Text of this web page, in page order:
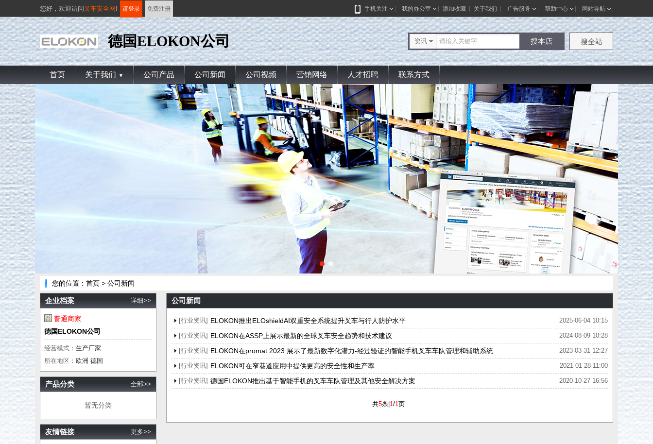
您好， 欢迎访问叉车安全网 ! 请登录 免费注册 手机关注 我的办公室 添加收藏 关于我们 广告服务 帮助中心 网站导航
德国ELOKON公司 资讯 搜本店 搜全站
首页 关于我们 ▼ 公司产品 公司新闻 公司视频 营销网络 人才招聘 联系方式
您的位置： 首页 > 公司新闻
企业档案 详细>>
普通商家
德国ELOKON公司
经营模式： 生产厂家
所在地区： 欧洲 德国
产品分类 全部>>
暂无分类
友情链接 更多>>
公司新闻
[行业资讯] ELOKON推出ELOshieldAI双重安全系统提升叉车与行人防护水平 2025-06-04 10:15
[行业资讯] ELOKON在ASSP上展示最新的全球叉车安全趋势和技术建议 2024-08-09 10:28
[行业资讯] ELOKON在promat 2023 展示了最新数字化潜力-经过验证的智能手机叉车车队管理和辅助系统 2023-03-31 12:27
[行业资讯] ELOKON可在窄巷道应用中提供更高的安全性和生产率 2021-01-28 11:00
[行业资讯] 德国ELOKON推出基于智能手机的叉车车队管理及其他安全解决方案 2020-10-27 16:56
共5条| 1/1页